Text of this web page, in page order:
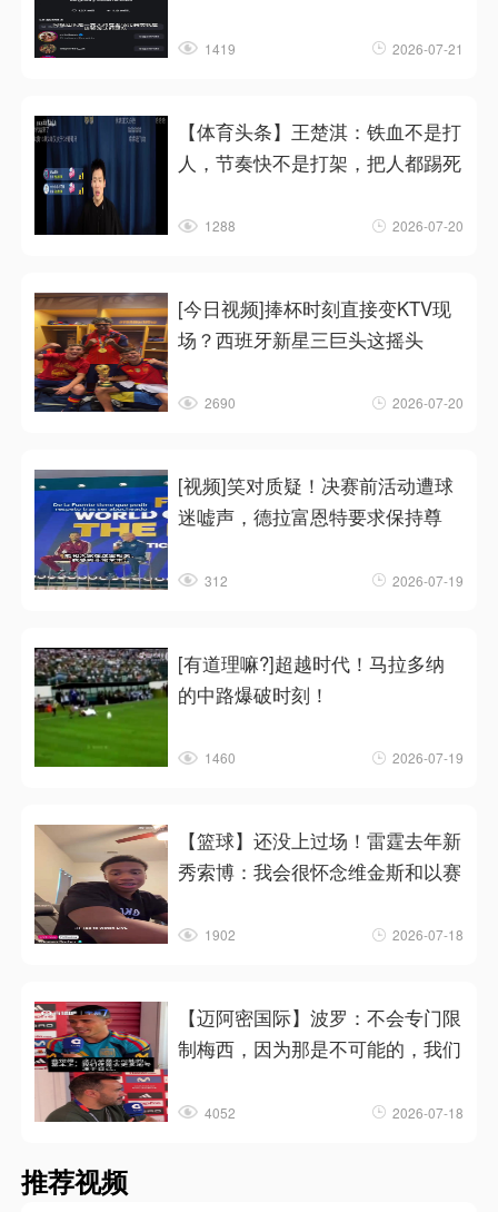
1419 2026-07-21
【体育头条】王楚淇：铁血不是打
人，节奏快不是打架，把人都踢死
1288 2026-07-20
[今日视频]捧杯时刻直接变KTV现
场？西班牙新星三巨头这摇头
2690 2026-07-20
[视频]笑对质疑！决赛前活动遭球
迷嘘声，德拉富恩特要求保持尊
312 2026-07-19
[有道理嘛?]超越时代！马拉多纳
的中路爆破时刻！
1460 2026-07-19
【篮球】还没上过场！雷霆去年新
秀索博：我会很怀念维金斯和以赛
1902 2026-07-18
【迈阿密国际】波罗：不会专门限
制梅西，因为那是不可能的，我们
4052 2026-07-18
推荐视频